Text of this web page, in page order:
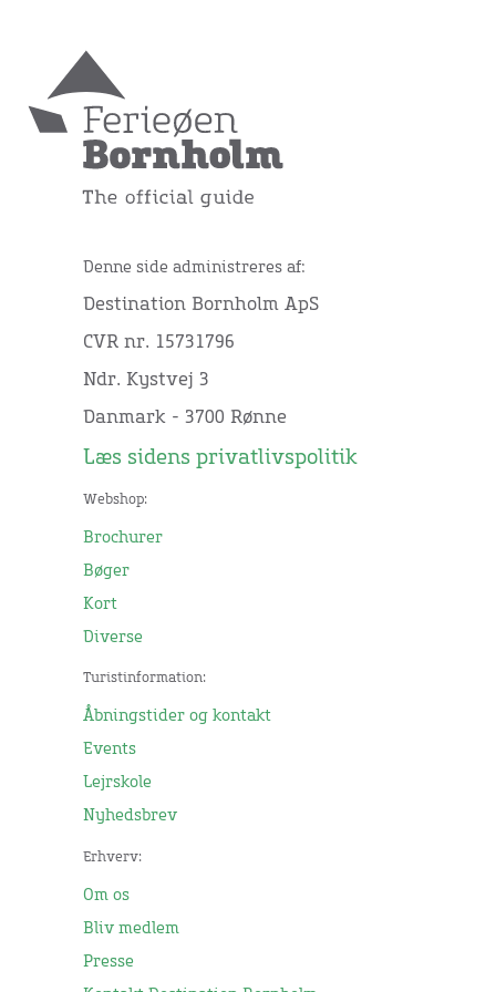
Denne side administreres af:
Destination Bornholm ApS
CVR nr. 15731796
Ndr. Kystvej 3
Danmark - 3700 Rønne
Læs sidens privatlivspolitik
Webshop:
Brochurer
Bøger
Kort
Diverse
Turistinformation:
Åbningstider og kontakt
Events
Lejrskole
Nyhedsbrev
Erhverv:
Om os
Bliv medlem
Presse